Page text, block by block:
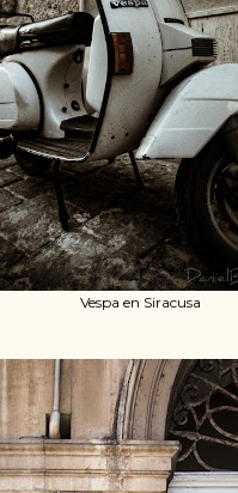
Vespa en Siracusa